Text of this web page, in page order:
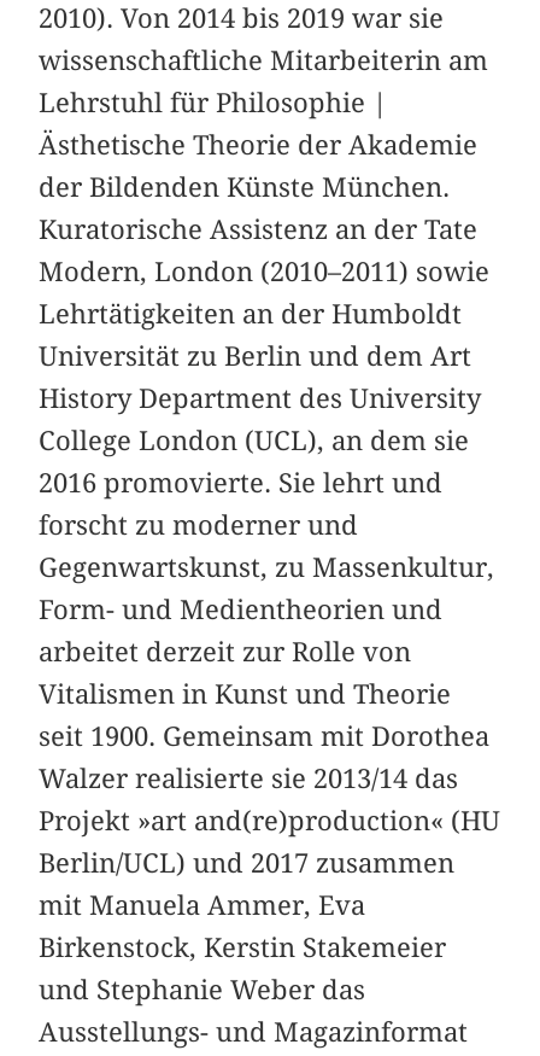
2010). Von 2014 bis 2019 war sie
wissenschaftliche Mitarbeiterin am
Lehrstuhl für Philosophie |
Ästhetische Theorie der Akademie
der Bildenden Künste München.
Kuratorische Assistenz an der Tate
Modern, London (2010–2011) sowie
Lehrtätigkeiten an der Humboldt
Universität zu Berlin und dem Art
History Department des University
College London (UCL), an dem sie
2016 promovierte. Sie lehrt und
forscht zu moderner und
Gegenwartskunst, zu Massenkultur,
Form- und Medientheorien und
arbeitet derzeit zur Rolle von
Vitalismen in Kunst und Theorie
seit 1900. Gemeinsam mit Dorothea
Walzer realisierte sie 2013/14 das
Projekt »art and(re)production« (HU
Berlin/UCL) und 2017 zusammen
mit Manuela Ammer, Eva
Birkenstock, Kerstin Stakemeier
und Stephanie Weber das
Ausstellungs- und Magazinformat